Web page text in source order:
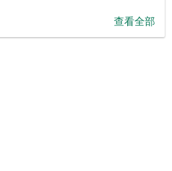
查看全部